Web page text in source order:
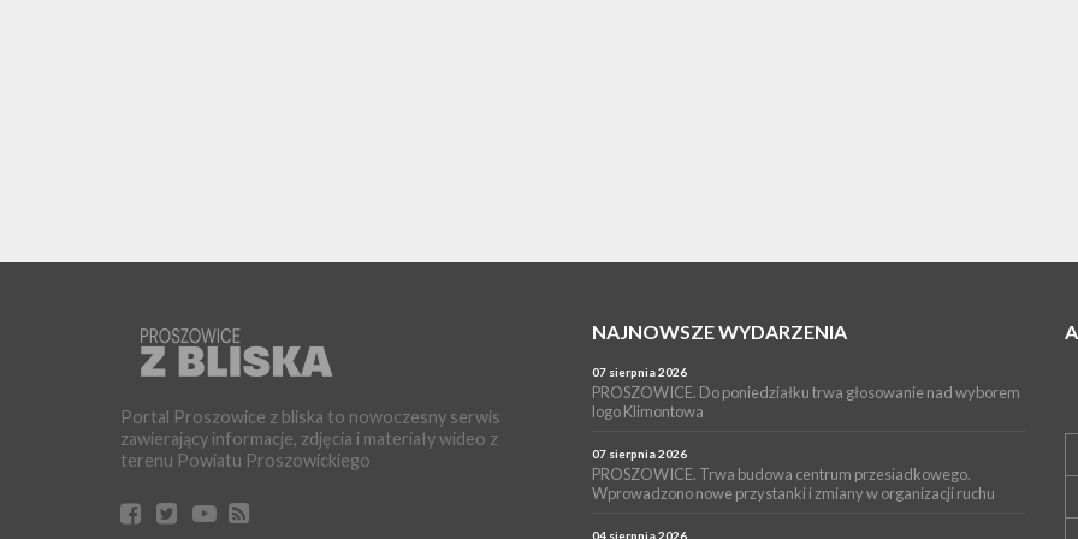
Portal Proszowice z bliska to nowoczesny serwis
zawierający informacje, zdjęcia i materiały wideo z
terenu Powiatu Proszowickiego
NAJNOWSZE WYDARZENIA
07 sierpnia 2026
PROSZOWICE. Do poniedziałku trwa głosowanie nad wyborem
logo Klimontowa
07 sierpnia 2026
PROSZOWICE. Trwa budowa centrum przesiadkowego.
Wprowadzono nowe przystanki i zmiany w organizacji ruchu
04 sierpnia 2026